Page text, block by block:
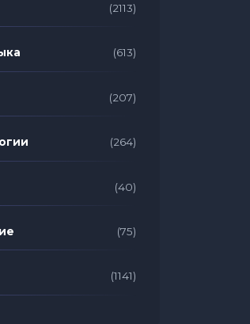
гаджетов: какие
пользователи
(2113)
(613)
(207)
(264)
(40)
(75)
(1141)